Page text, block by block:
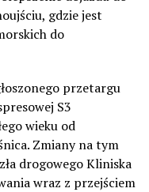
gdzie jest
do
przetargu
S3
wieku od
Zmiany na tym
drogowego Kliniska
wraz z przejściem